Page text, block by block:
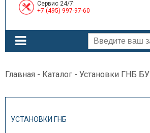
Сервис 24/7:
+7 (495) 997-97-60
Главная - Каталог - Установки ГНБ БУ
УСТАНОВКИ ГНБ